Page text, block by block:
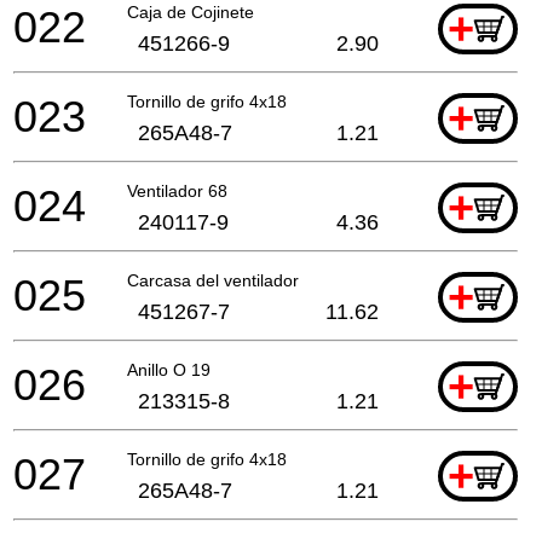
Caja de Cojinete +
022 451266-9 2.90
Tornillo de grifo 4x18 +
023 265A48-7 1.21
Ventilador 68 +
024 240117-9 4.36
Carcasa del ventilador +
025 451267-7 11.62
Anillo O 19 +
026 213315-8 1.21
Tornillo de grifo 4x18 +
027 265A48-7 1.21